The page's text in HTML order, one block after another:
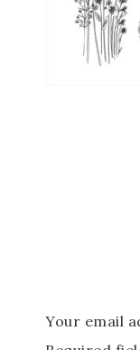
Your email